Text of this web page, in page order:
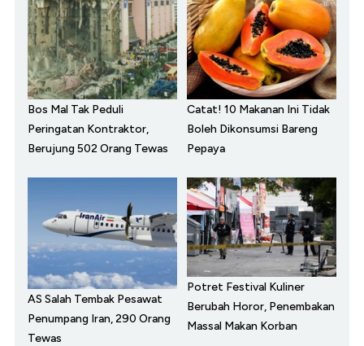
Bos Mal Tak Peduli
Peringatan Kontraktor,
Berujung 502 Orang Tewas
Catat! 10 Makanan Ini Tidak
Boleh Dikonsumsi Bareng
Pepaya
AS Salah Tembak Pesawat
Penumpang Iran, 290 Orang
Tewas
Potret Festival Kuliner
Berubah Horor, Penembakan
Massal Makan Korban